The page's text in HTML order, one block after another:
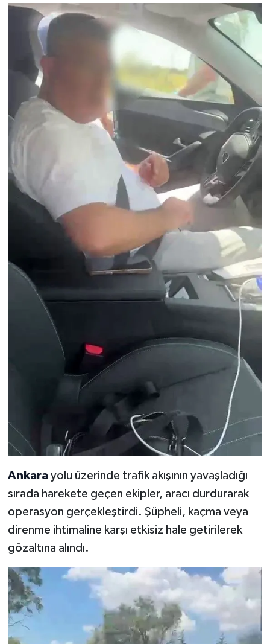
Ankarayolu üzerinde trafik akışının yavaşladığı
sırada harekete geçen ekipler, aracı durdurarak
operasyon gerçekleştirdi. Şüpheli, kaçma veya
direnme ihtimaline karşı etkisiz hale getirilerek
gözaltına alındı.